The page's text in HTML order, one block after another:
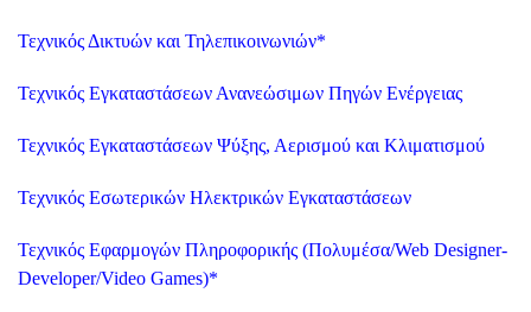
Τεχνικός Δικτυών και Τηλεπικοινωνιών*
Τεχνικός Εγκαταστάσεων Ανανεώσιμων Πηγών Ενέργειας
Τεχνικός Εγκαταστάσεων Ψύξης, Αερισμού και Κλιματισμού
Τεχνικός Εσωτερικών Ηλεκτρικών Εγκαταστάσεων
Τεχνικός Εφαρμογών Πληροφορικής (Πολυμέσα/Web Designer-
Developer/Video Games)*